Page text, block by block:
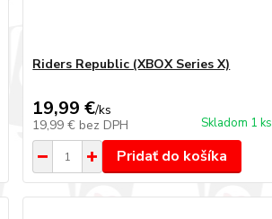
Riders Republic (XBOX Series X)
19,99 €/ks
19,99 € bez DPH Skladom 1 ks
Pridať do košíka